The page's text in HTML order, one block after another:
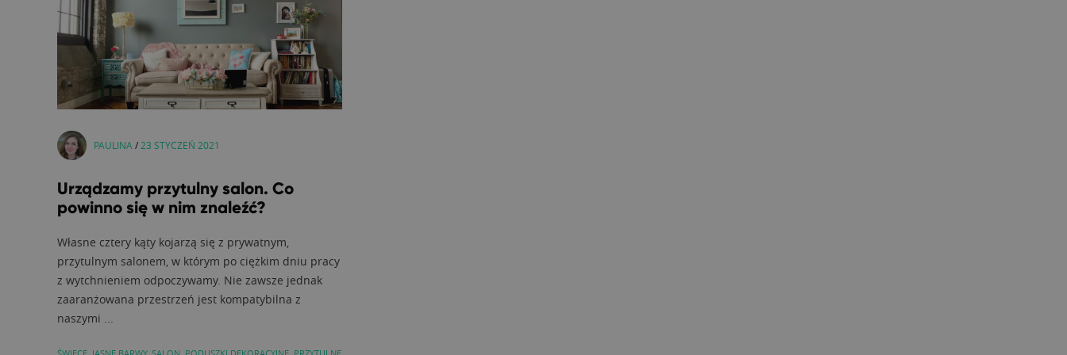
PAULINA / 23 STYCZEŃ 2021
Urządzamy przytulny salon. Co
powinno się w nim znaleźć?
Własne cztery kąty kojarzą się z prywatnym,
przytulnym salonem, w którym po ciężkim dniu pracy
z wytchnieniem odpoczywamy. Nie zawsze jednak
zaaranżowana przestrzeń jest kompatybilna z
naszymi ...